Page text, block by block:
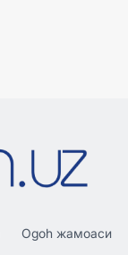
Ogoh жамоаси